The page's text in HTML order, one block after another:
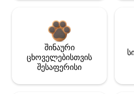
შინაური
ცხოველებისთვის
შესაფერისი